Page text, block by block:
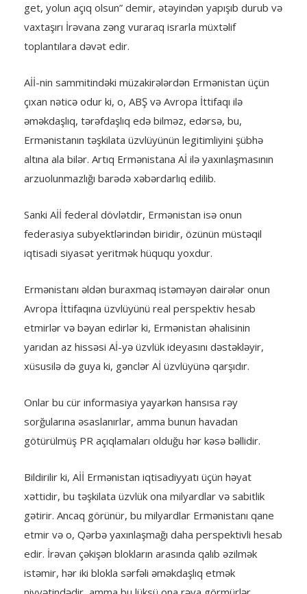
get, yolun açıq olsun” demir, ətəyindən yapışıb durub və
vaxtaşırı İrəvana zəng vuraraq israrla müxtəlif
toplantılara dəvət edir.
Aİİ-nin sammitindəki müzakirələrdən Ermənistan üçün
çıxan nəticə odur ki, o, ABŞ və Avropa İttifaqı ilə
əməkdaşlıq, tərəfdaşlıq edə bilməz, edərsə, bu,
Ermənistanın təşkilata üzvlüyünün legitimliyini şübhə
altına ala bilər. Artıq Ermənistana Aİ ilə yaxınlaşmasının
arzuolunmazlığı barədə xəbərdarlıq edilib.
Sanki Aİİ federal dövlətdir, Ermənistan isə onun
federasiya subyektlərindən biridir, özünün müstəqil
iqtisadi siyasət yeritmək hüququ yoxdur.
Ermənistanı əldən buraxmaq istəməyən dairələr onun
Avropa İttifaqına üzvlüyünü real perspektiv hesab
etmirlər və bəyan edirlər ki, Ermənistan əhalisinin
yarıdan az hissəsi Aİ-yə üzvlük ideyasını dəstəkləyir,
xüsusilə də guya ki, gənclər Aİ üzvlüyünə qarşıdır.
Onlar bu cür informasiya yayarkən hansısa rəy
sorğularına əsaslanırlar, amma bunun havadan
götürülmüş PR açıqlamaları olduğu hər kəsə bəllidir.
Bildirilir ki, Aİİ Ermənistan iqtisadiyyatı üçün həyat
xəttidir, bu təşkilata üzvlük ona milyardlar və sabitlik
gətirir. Ancaq görünür, bu milyardlar Ermənistanı qane
etmir və o, Qərbə yaxınlaşmağı daha perspektivli hesab
edir. İrəvan çəkişən blokların arasında qalıb əzilmək
istəmir, hər iki blokla sərfəli əməkdaşlıq etmək